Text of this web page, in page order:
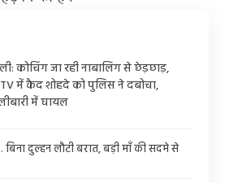
कोचिंग जा रही नाबालिग से छेड़छाड़,
में कैद शोहदे को पुलिस ने दबोचा,
में घायल
दुल्हन लौटी बरात, बड़ी माँ की सदमे से